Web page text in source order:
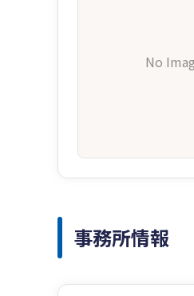
No
事務所情報